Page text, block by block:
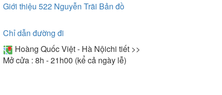
Giới thiệu 522 Nguyễn Trãi Bản đồ
Chỉ dẫn đường đi
Hoàng Quốc Việt - Hà Nộichi tiết >>
Mở cửa : 8h - 21h00 (kể cả ngày lễ)